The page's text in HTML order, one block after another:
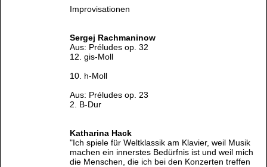
Improvisationen
Sergej Rachmaninow
Aus: Préludes op. 32
12. gis-Moll
10. h-Moll
Aus: Préludes op. 23
2. B-Dur
Katharina Hack
"Ich spiele für Weltklassik am Klavier, weil Musik
machen ein innerstes Bedürfnis ist und weil mich
die Menschen, die ich bei den Konzerten treffen